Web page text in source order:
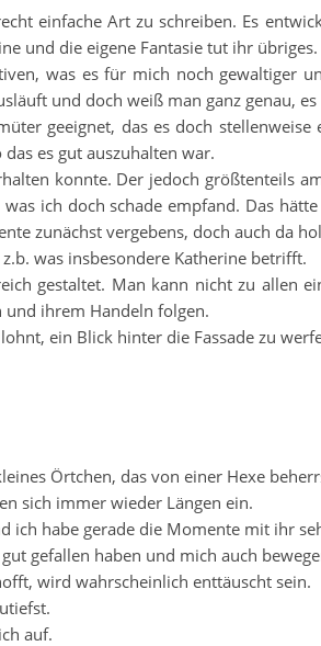
einfache Art zu schreiben. Es
und die eigene Fantasie tut ihr übriges.
was es für mich noch gewaltiger
und doch weiß man ganz genau,
geeignet, das es doch
es gut auszuhalten war.
konnte. Der jedoch größtenteils
ich doch schade empfand. Das
zunächst vergebens, doch auch da
was insbesondere Katherine betrifft.
gestaltet. Man kann nicht zu allen
und ihrem Handeln folgen.
ein Blick hinter die Fassade zu
Örtchen, das von einer Hexe
sich immer wieder Längen ein.
ich habe gerade die Momente mit ihr
gefallen haben und mich auch
wird wahrscheinlich enttäuscht sein.
auf.